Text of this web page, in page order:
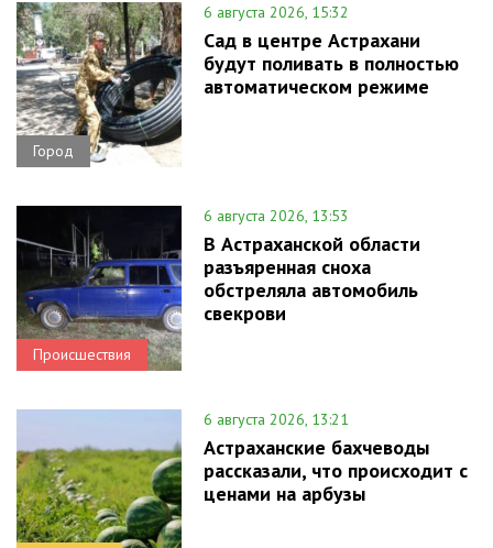
Город
6 августа 2026, 15:32
Сад в центре Астрахани
будут поливать в полностью
автоматическом режиме
Происшествия
6 августа 2026, 13:53
В Астраханской области
разъяренная сноха
обстреляла автомобиль
свекрови
6 августа 2026, 13:21
Астраханские бахчеводы
рассказали, что происходит с
ценами на арбузы